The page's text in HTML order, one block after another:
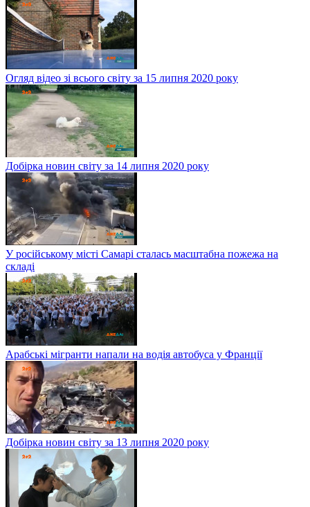
Огляд відео зі всього світу за 15 липня 2020 року
Добірка новин світу за 14 липня 2020 року
У російському місті Самарі сталась масштабна пожежа на
складі
Арабські мігранти напали на водія автобуса у Франції
Добірка новин світу за 13 липня 2020 року